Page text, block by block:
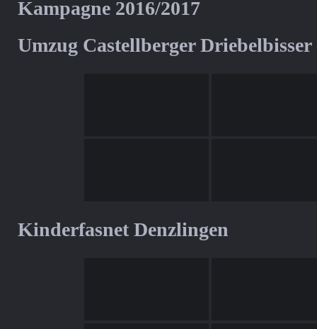
Kampagne 2016/2017
Umzug Castellberger
Kinderfasnet Denzlingen